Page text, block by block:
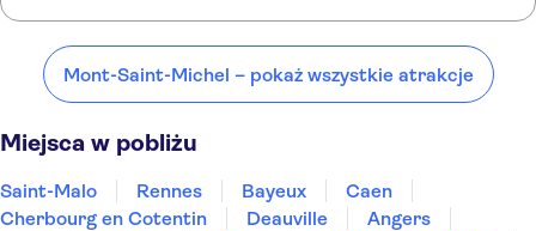
znajdują się ciekawe miejsca, takie jak:
Saint-Malo Caen Cherbourg en Cotentin
Mont-Saint-Michel – pokaż wszystkie atrakcje
Miejsca w pobliżu
Saint-Malo Rennes Bayeux
Caen
Cherbourg en Cotentin
Deauville
Angers